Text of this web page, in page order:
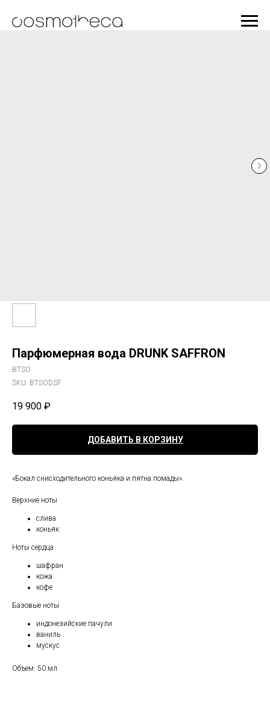
Парфюмерная вода DRUNK SAFFRON
BTSO
SKU: BTSODSF
19 900 ₽
ДОБАВИТЬ В КОРЗИНУ
«Бокал снисходительного коньяка и пятна помады».
Верхние ноты
слива
коньяк
Ноты сердца
шафран
кожа
кофе
Базовые ноты
индонезийские пачули
ваниль
мускус
Объем: 50 мл